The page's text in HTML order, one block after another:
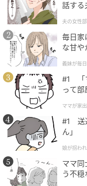
家族のことで社員た
ものの、事情を話す
とに。このままでは
ろうと思った私は、
試しに「社長」
そして、「そんなに
と言うと、両親と妹
会社に現れ、「今
長席に腰かけました。
すかさず女性社員が
話する
夫の女性
毎日家
な甘や
が】
義妹が毎
#1 「
って部
ママが家
#1 送
ん」
娘が拐わ
ママ同
う不穏